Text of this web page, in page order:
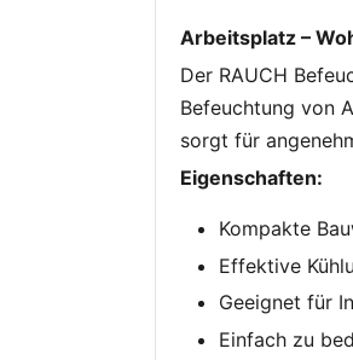
Arbeitsplatz –
Der RAUCH
Befeuchtung von
sorgt für
Eigenschaften:
Kompakte
Effektive
Geeignet für
Einfach zu